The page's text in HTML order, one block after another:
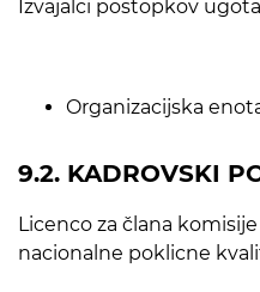
Izvajalci postopkov
Organizacijska
9.2. KADROVSKI
Licenco za člana
nacionalne poklicne